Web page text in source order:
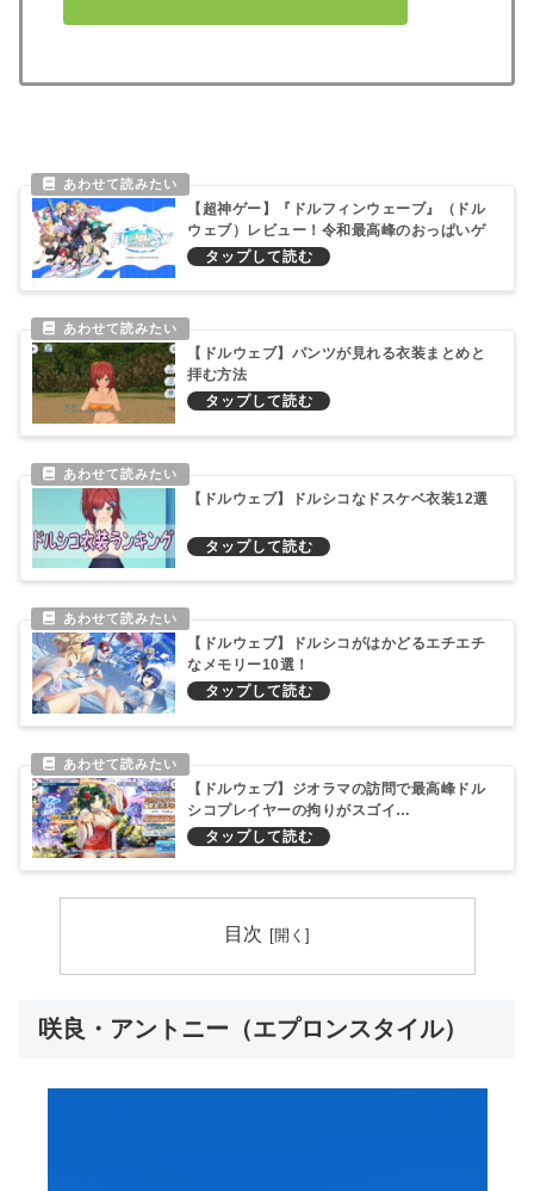
【超神ゲー】『ドルフィンウェーブ』（ドル
ウェブ）レビュー！令和最高峰のおっぱいゲ
ームだった件！
【ドルウェブ】パンツが見れる衣装まとめと
拝む方法
【ドルウェブ】ドルシコなドスケベ衣装12選
【ドルウェブ】ドルシコがはかどるエチエチ
なメモリー10選！
【ドルウェブ】ジオラマの訪問で最高峰ドル
シコプレイヤーの拘りがスゴイ…
目次
咲良・アントニー（エプロンスタイル）